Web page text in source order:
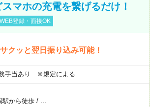
マホの充電を繋げるだけ！
WEB登録・面接OK
クッと翌日振り込み可能！
手当あり ※規定による
駅から徒歩/